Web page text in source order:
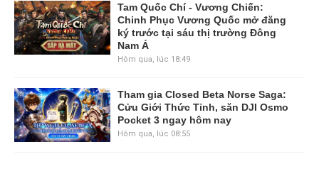
Tam Quốc Chí - Vương Chiến:
Chinh Phục Vương Quốc mở đăng
ký trước tại sáu thị trường Đông
Nam Á
Hôm qua, lúc 18:49
Tham gia Closed Beta Norse Saga:
Cửu Giới Thức Tỉnh, săn DJI Osmo
Pocket 3 ngay hôm nay
Hôm qua, lúc 08:55